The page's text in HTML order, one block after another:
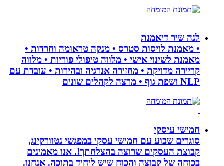
לנה שיר דיאמנת
• מאמנת לויסות סטרס • מנקה טראומה וחרדות •
מאמנת לשינוי אישי • מלווה טיפולי פוריות • מלווה
קריירה מדויקת • מחזירה אנרגיה ובהירות • עובדת עם
חמישי עיסקי
סוגרים שבוע עם חמישי עסקי במפגשי נטוורקינג,
קבוצת העסקים שרוצה בהצלחתך!. אנו מאמינים
בכוחה של קבוצה והכוח שיש ליחיד בתוכה. אנחנו.